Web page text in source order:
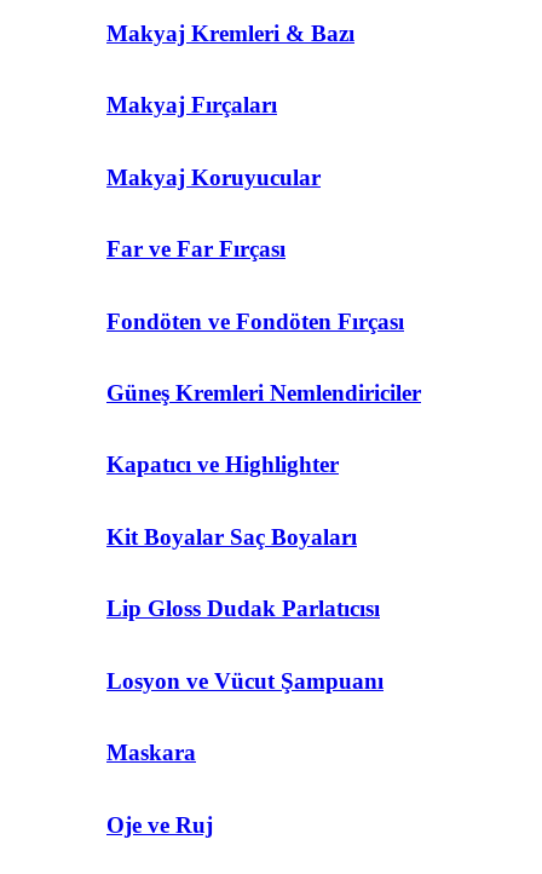
Makyaj Kremleri & Bazı
Makyaj Fırçaları
Makyaj Koruyucular
Far ve Far Fırçası
Fondöten ve Fondöten Fırçası
Güneş Kremleri Nemlendiriciler
Kapatıcı ve Highlighter
Kit Boyalar Saç Boyaları
Lip Gloss Dudak Parlatıcısı
Losyon ve Vücut Şampuanı
Maskara
Oje ve Ruj